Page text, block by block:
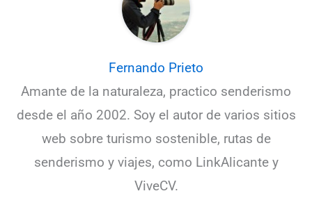
Fernando Prieto
Amante de la naturaleza, practico senderismo
desde el año 2002. Soy el autor de varios sitios
web sobre turismo sostenible, rutas de
senderismo y viajes, como LinkAlicante y
ViveCV.